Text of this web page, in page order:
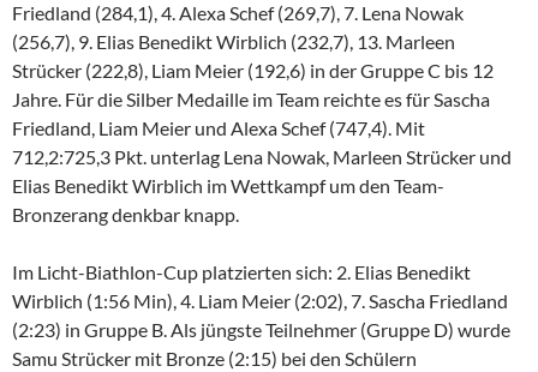
Friedland (284,1), 4. Alexa Schef (269,7), 7. Lena Nowak
(256,7), 9. Elias Benedikt Wirblich (232,7), 13. Marleen
Strücker (222,8), Liam Meier (192,6) in der Gruppe C bis 12
Jahre. Für die Silber Medaille im Team reichte es für Sascha
Friedland, Liam Meier und Alexa Schef (747,4). Mit
712,2:725,3 Pkt. unterlag Lena Nowak, Marleen Strücker und
Elias Benedikt Wirblich im Wettkampf um den Team-
Bronzerang denkbar knapp.
Im Licht-Biathlon-Cup platzierten sich: 2. Elias Benedikt
Wirblich (1:56 Min), 4. Liam Meier (2:02), 7. Sascha Friedland
(2:23) in Gruppe B. Als jüngste Teilnehmer (Gruppe D) wurde
Samu Strücker mit Bronze (2:15) bei den Schülern